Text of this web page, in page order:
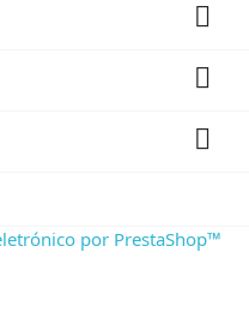



por PrestaShop™